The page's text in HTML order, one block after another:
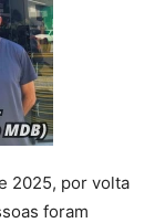
2025, por volta
foram